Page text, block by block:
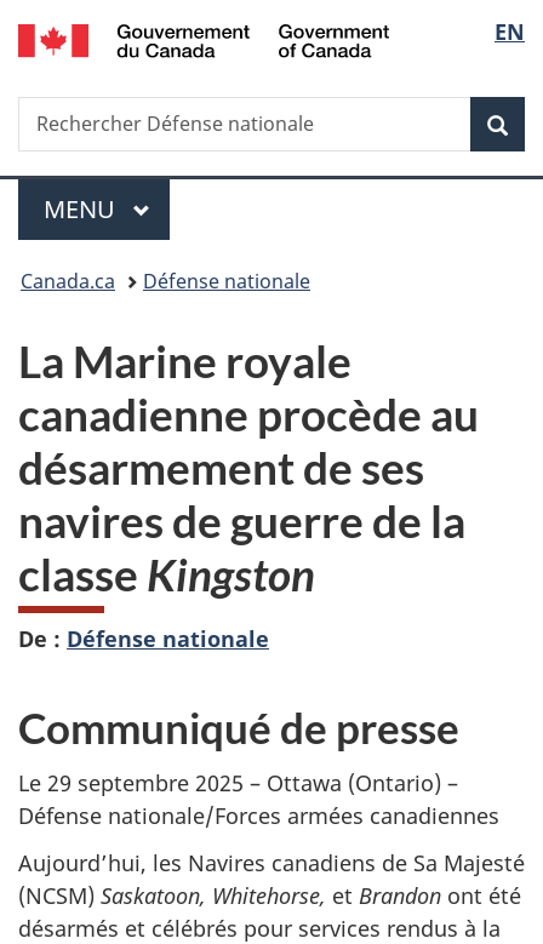
Passer
au
principal
Passer
à
Au
du
Passer
à
version
simplifiée
de
la
EN
Recherche
Rechercher
Défense
Menu
MENU PRINCIPAL
Vous
ici :
Canada.ca Défense nationale
La Marine royale
canadienne procède au
désarmement de ses
navires de guerre de la
classe Kingston
De : Défense nationale
Communiqué de presse
Le 29 septembre 2025 – Ottawa (Ontario) –
Défense nationale/Forces armées canadiennes
Aujourd’hui, les Navires canadiens de Sa Majesté
(NCSM) Saskatoon, Whitehorse, et Brandon ont été
désarmés et célébrés pour services rendus à la